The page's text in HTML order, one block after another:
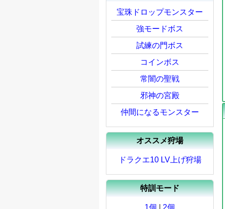
宝珠ドロップモンスター
強モードボス
試練の門ボス
コインボス
常闇の聖戦
邪神の宮殿
仲間になるモンスター
オススメ狩場
ドラクエ10 LV上げ狩場
特訓モード
1個
2個